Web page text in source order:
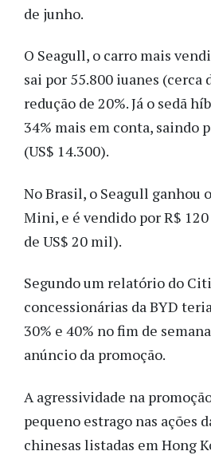
de junho.
O Seagull, o carro mais
sai por 55.800 iuanes (cerca
redução de 20%. Já o sedã
34% mais em conta, saindo
(US$ 14.300).
No Brasil, o Seagull ganhou
Mini, e é vendido por R$
de US$ 20 mil).
Segundo um relatório do
concessionárias da BYD
30% e 40% no fim de
anúncio da promoção.
A agressividade na
pequeno estrago nas ações
chinesas listadas em Hong